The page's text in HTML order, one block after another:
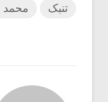
تنبک محمد